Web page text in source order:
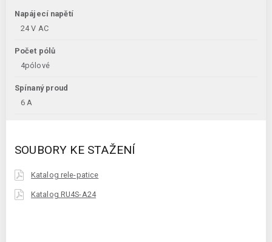
Napájecí napětí
24 V AC
Počet pólů
4pólové
Spínaný proud
6 A
SOUBORY KE STAŽENÍ
Katalog rele-patice
Katalog RU4S-A24